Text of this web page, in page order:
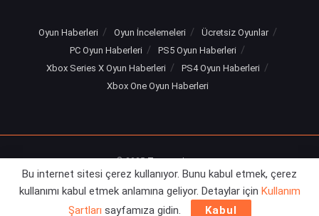
Oyun Haberleri Oyun İncelemeleri
Ücretsiz Oyunlar
PC Oyun Haberleri
PS5 Oyun Haberleri
Xbox Series X Oyun Haberleri
PS4 Oyun Haberleri
Xbox One Oyun Haberleri
© 2025Turuncu Levye
Bu internet sitesi çerez kullanıyor. Bunu kabul etmek, çerez
kullanımı kabul etmek anlamına geliyor. Detaylar için Kullanım
Şartları sayfamıza gidin. Kabul